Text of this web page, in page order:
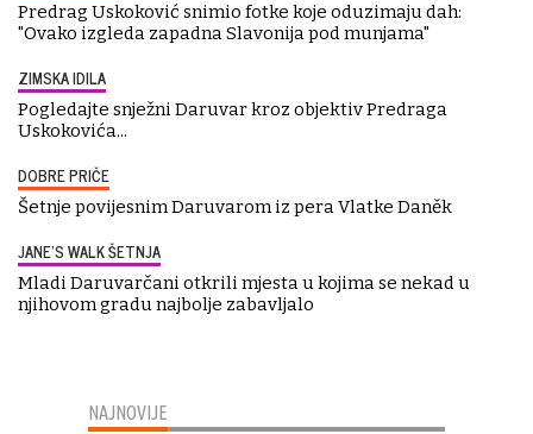
Predrag Uskoković snimio fotke koje oduzimaju dah:
"Ovako izgleda zapadna Slavonija pod munjama"
ZIMSKA IDILA
Pogledajte snježni Daruvar kroz objektiv Predraga
Uskokovića...
DOBRE PRIČE
Šetnje povijesnim Daruvarom iz pera Vlatke Daněk
JANE'S WALK ŠETNJA
Mladi Daruvarčani otkrili mjesta u kojima se nekad u
njihovom gradu najbolje zabavljalo
NAJNOVIJE